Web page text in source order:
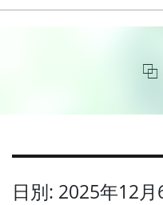
日別: 2025年12月